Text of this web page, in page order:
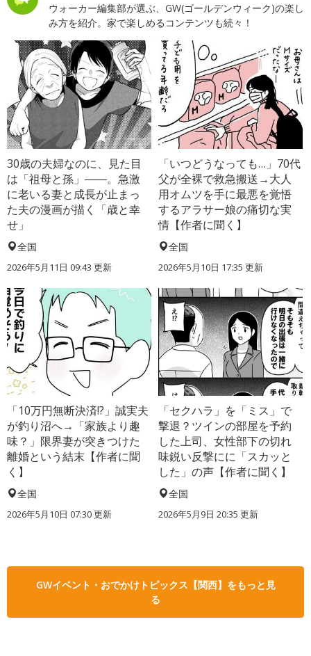
ウォーカー編集部が選ぶ、GW(ゴールデンウィーク)の楽し
み方を紹介。家で楽しめるコンテンツも続々！
30歳の夫婦なのに、見た目
は「祖母と孫」――。急激
に老いる妻と成長が止まっ
た夫の漫画が描く「歳と幸
せ」
全国
2026年5月11日 09:43 更新
「いつどうなっても…」70代
父が全裸で救急搬送→大人
用オムツを手に最悪を覚悟
するアラサー娘の痛切な実
情【作者に聞く】
全国
2026年5月10日 17:35 更新
「10万円無断決済!?」誠実夫
が釣り沼へ→「家族より趣
味？」限界妻が突きつけた
離婚という結末【作者に聞
く】
全国
2026年5月10日 07:30 更新
「セクハラ」を「ミス」で
撃退？ツインの部屋を予約
した上司、女性部下の切れ
味鋭い反撃にに「スカッと
した」の声【作者に聞く】
全国
2026年5月9日 20:35 更新
GWイベント・おでかけトピックス【関西】をもっと見
る